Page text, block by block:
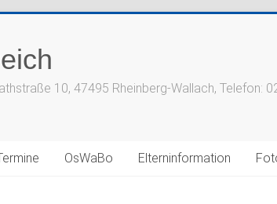
10, 47495 Rheinberg-Wallach, Telefon:
OsWaBo Elterninformation